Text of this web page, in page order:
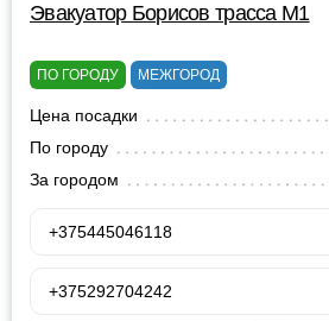
Эвакуатор Борисов трасса М1
ПО ГОРОДУ МЕЖГОРОД
Цена посадки
По городу
За городом
+375445046118
+375292704242